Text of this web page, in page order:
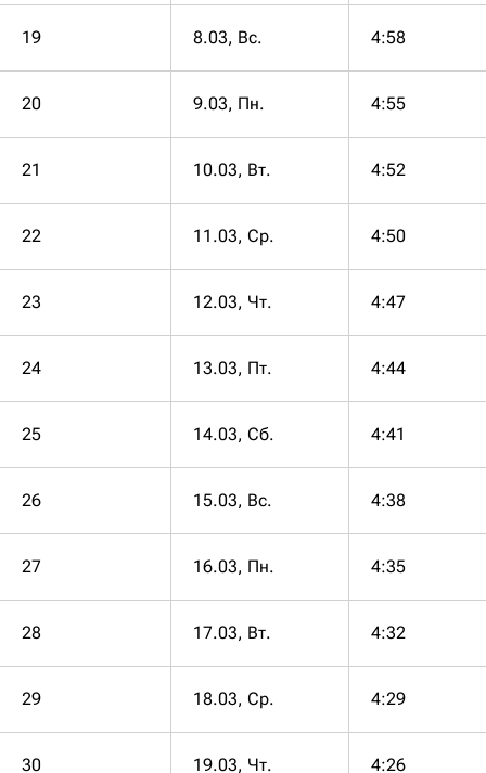
19 8.03, Вс. 4:58
20 9.03, Пн. 4:55
21 10.03, Вт. 4:52
22 11.03, Ср. 4:50
23 12.03, Чт. 4:47
24 13.03, Пт. 4:44
25 14.03, Сб. 4:41
26 15.03, Вс. 4:38
27 16.03, Пн. 4:35
28 17.03, Вт. 4:32
29 18.03, Ср. 4:29
30 19.03, Чт. 4:26